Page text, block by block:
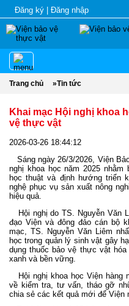
Đăng ký Đăng nhập
Trang chủ »Tin tức
Khai mạc Hội nghị khoa
vệ thực vật
2026-03-26 18:44:12
Sáng ngày 26/3/2026, Viện
nghị khoa học năm 2025
học thuật và định hướng triển
nghệ phục vụ sản xuất nông
hiệu quả.
Hội nghị do TS. Nguyễn Văn
đạo Viện và đông đảo cán bộ
mạc, TS. Nguyễn Văn Liêm
học trong quản lý sinh vật gây
dụng thuốc bảo vệ thực vật
xanh và bền vững.
Hội nghị khoa học Viện hàng
về kiểm tra, tư vấn, tháo gỡ
chia sẻ các kết quả mới để Viện